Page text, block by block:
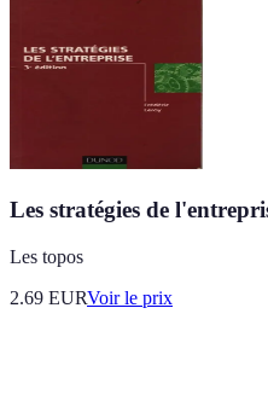
Les stratégies de
Les topos
2.69 EURVoir le prix